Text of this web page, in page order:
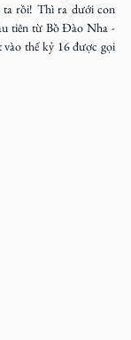
rồi! Thì ra dưới con
tiên từ Bồ Đào Nha -
thế kỷ 16 được gọi